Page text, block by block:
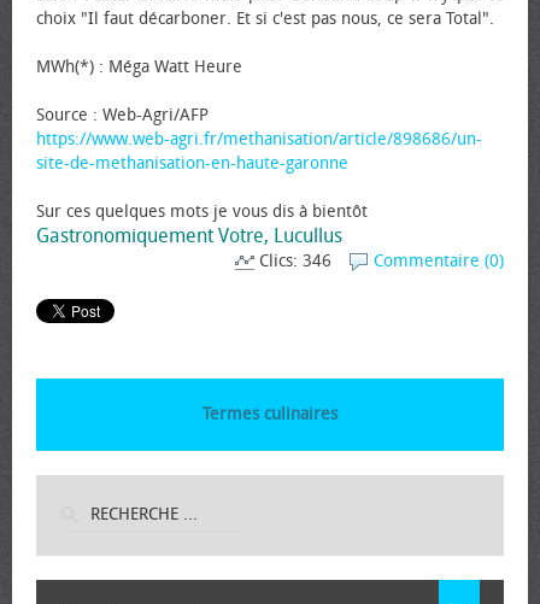
choix "Il faut décarboner. Et si c'est pas nous, ce sera Total".
MWh(*) : Méga Watt Heure
Source : Web-Agri/AFP
https://www.web-agri.fr/methanisation/article/898686/un-
site-de-methanisation-en-haute-garonne
Sur ces quelques mots je vous dis à bientôt
Gastronomiquement Votre, Lucullus
Commentaire (0)
Clics: 346
Termes culinaires